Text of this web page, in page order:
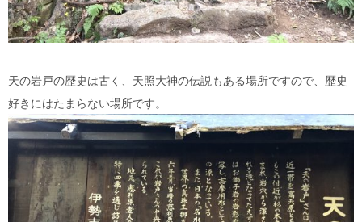
天の岩戸の歴史は古く、天照大神の伝説もある場所ですので、歴史
好きにはたまらない場所です。